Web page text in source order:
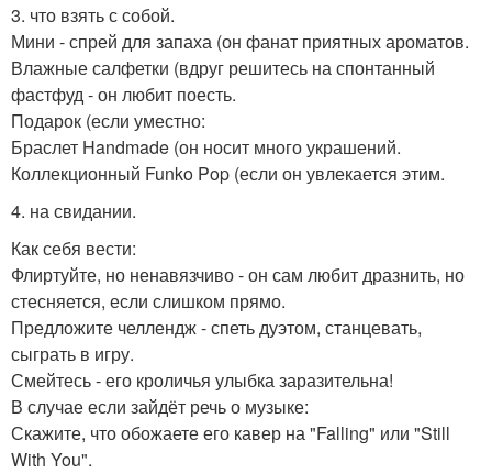
3. что взять с собой.
Мини - спрей для запаха (он фанат приятных ароматов.
Влажные салфетки (вдруг решитесь на спонтанный
фастфуд - он любит поесть.
Подарок (если уместно:
Браслет Handmade (он носит много украшений.
Коллекционный Funko Pop (если он увлекается этим.
4. на свидании.
Как себя вести:
Флиртуйте, но ненавязчиво - он сам любит дразнить, но
стесняется, если слишком прямо.
Предложите челлендж - спеть дуэтом, станцевать,
сыграть в игру.
Смейтесь - его кроличья улыбка заразительна!
В случае если зайдёт речь о музыке:
Скажите, что обожаете его кавер на "Falling" или "Still
With You".